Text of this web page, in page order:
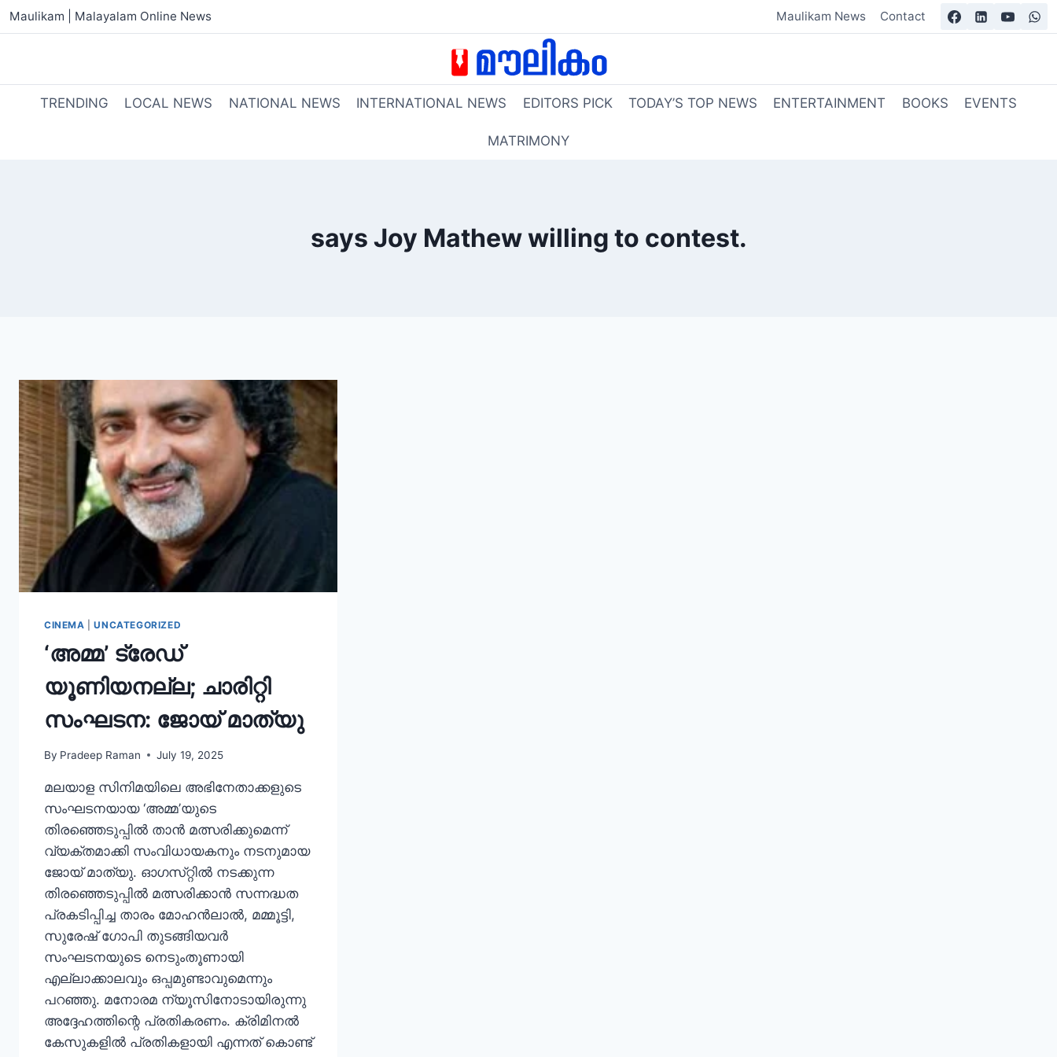
Maulikam | Malayalam Online News Maulikam News Contact
TRENDING LOCAL NEWS NATIONAL NEWS INTERNATIONAL NEWS EDITORS PICK TODAY’S TOP NEWS ENTERTAINMENT BOOKS EVENTS
MATRIMONY
says Joy Mathew willing to contest.
CINEMA |UNCATEGORIZED
‘അമ്മ’ ട്രേഡ്
യൂണിയനല്ല; ചാരിറ്റി
സംഘടന: ജോയ് മാത്യു
By Pradeep Raman July 19, 2025
മലയാള സിനിമയിലെ അഭിനേതാക്കളുടെ
സംഘടനയായ ‘അമ്മ’യുടെ
തിരഞ്ഞെടുപ്പിൽ താൻ മത്സരിക്കുമെന്ന്
വ്യക്തമാക്കി സംവിധായകനും നടനുമായ
ജോയ് മാത്യു. ഓഗസ്‌റ്റിൽ നടക്കുന്ന
തിരഞ്ഞെടുപ്പിൽ മത്സരിക്കാൻ സന്നദ്ധത
പ്രകടിപ്പിച്ച താരം മോഹൻലാൽ, മമ്മൂട്ടി,
സുരേഷ് ഗോപി തുടങ്ങിയവർ
സംഘടനയുടെ നെടുംതൂണായി
എല്ലാക്കാലവും ഒപ്പമുണ്ടാവുമെന്നും
പറഞ്ഞു. മനോരമ ന്യൂസിനോടായിരുന്നു
അദ്ദേഹത്തിന്റെ പ്രതികരണം. ക്രിമിനൽ
കേസുകളിൽ പ്രതികളായി എന്നത് കൊണ്ട്